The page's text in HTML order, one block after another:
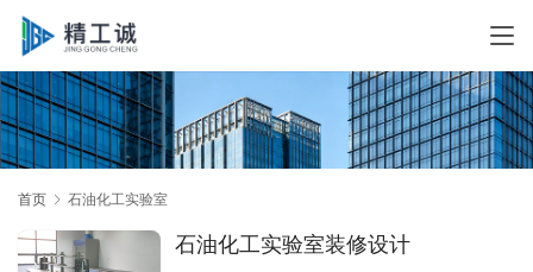
首页 石油化工实验室
石油化工实验室装修设计